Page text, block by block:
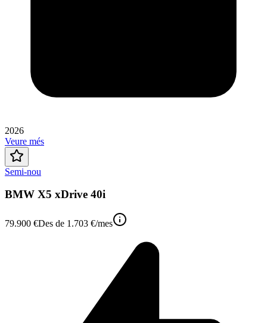
2026
Veure més
Semi-nou
BMW X5 xDrive 40i
79.900 €Des de 1.703 €/mes